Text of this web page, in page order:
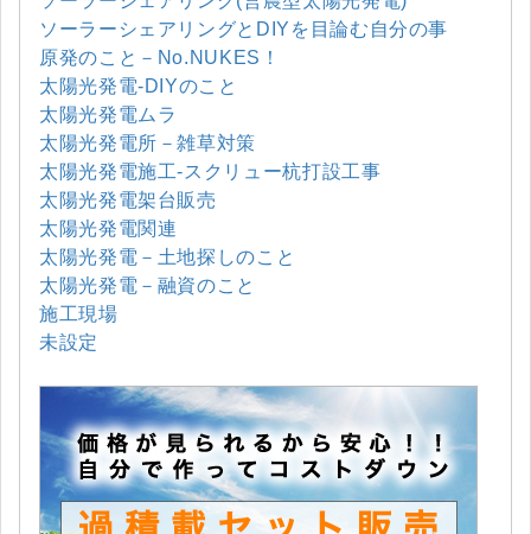
ソーラーシェアリングとDIYを目論む自分の事
原発のこと－No.NUKES！
太陽光発電-DIYのこと
太陽光発電ムラ
太陽光発電所－雑草対策
太陽光発電施工-スクリュー杭打設工事
太陽光発電架台販売
太陽光発電関連
太陽光発電－土地探しのこと
太陽光発電－融資のこと
施工現場
未設定